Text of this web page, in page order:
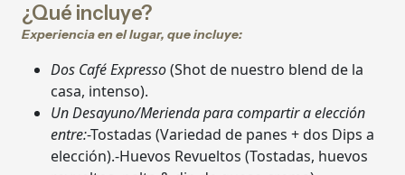
¿Qué incluye?
Experiencia en el lugar, que incluye:
Dos Café Expresso(Shot de nuestro blend de la
casa, intenso).
Un Desayuno/Merienda para compartir a elección
entre:-Tostadas (Variedad de panes + dos Dips a
elección).-Huevos Revueltos (Tostadas, huevos